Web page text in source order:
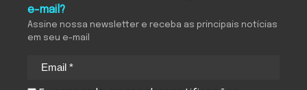
e-mail?
Assine nossa newsletter e receba as principais notícias
em seu e-mail